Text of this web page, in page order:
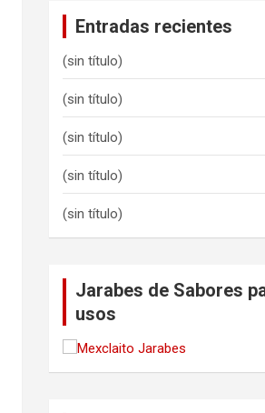
Entradas recientes
(sin título)
(sin título)
(sin título)
(sin título)
(sin título)
Jarabes de Sabores
usos